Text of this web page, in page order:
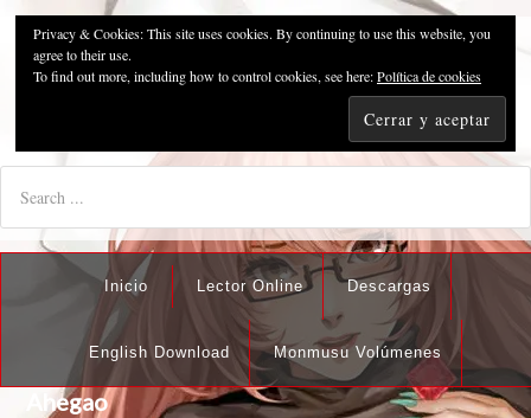
Pzykosis666HFansub
"I'm the best there is at what I do, but what I do best isn't very
Inicio Lector Online Descargas
English Download Monmusu Volúmenes
Ahegao
Privacy & Cookies: This site uses cookies. By continuing to use this website, you
agree to their use.
To find out more, including how to control cookies, see here:Política de cookies